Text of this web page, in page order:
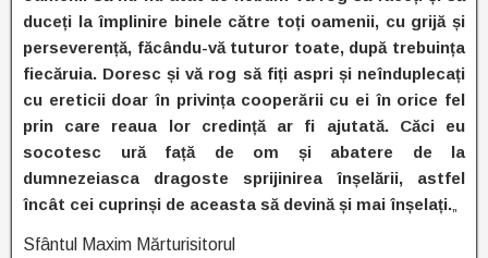
duceți la împlinire binele către toți oamenii, cu grijă și
perseverență, făcându-vă tuturor toate, după trebuința
fiecăruia. Doresc și vă rog să fiți aspri și neînduplecați
cu ereticii doar în privința cooperării cu ei în orice fel
prin care reaua lor credință ar fi ajutată. Căci eu
socotesc ură față de om și abatere de la
dumnezeiasca dragoste sprijinirea înșelării, astfel
încât cei cuprinși de aceasta să devină și mai înșelați.
Sfântul Maxim Mărturisitorul